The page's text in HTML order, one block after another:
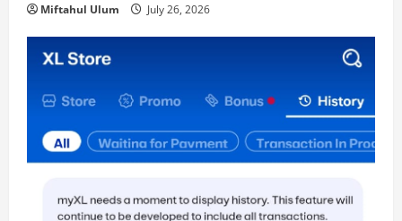
Miftahul Ulum July 26, 2026